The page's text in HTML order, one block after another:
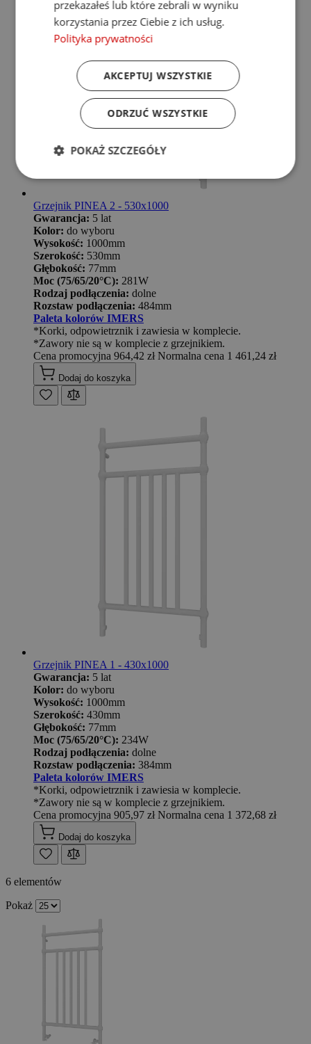
Grzejnik PINEA 2 - 530x1000
Gwarancja: 5 lat
Kolor: do wyboru
Wysokość: 1000mm
Szerokość: 530mm
Głębokość: 77mm
Moc (75/65/20°C): 281W
Rodzaj podłączenia: dolne
Rozstaw podłączenia: 484mm
Paleta kolorów IMERS
*Korki, odpowietrznik i zawiesia w komplecie.
*Zawory nie są w komplecie z grzejnikiem.
Cena promocyjna 964,42 zł Normalna cena 1 461,24 zł
Dodaj do koszyka
Grzejnik PINEA 1 - 430x1000
Gwarancja: 5 lat
Kolor: do wyboru
Wysokość: 1000mm
Szerokość: 430mm
Głębokość: 77mm
Moc (75/65/20°C): 234W
Rodzaj podłączenia: dolne
Rozstaw podłączenia: 384mm
Paleta kolorów IMERS
*Korki, odpowietrznik i zawiesia w komplecie.
*Zawory nie są w komplecie z grzejnikiem.
Cena promocyjna 905,97 zł Normalna cena 1 372,68 zł
Dodaj do koszyka
6 elementów
Pokaż
przekazałeś lub które zebrali w wyniku
korzystania przez Ciebie z ich usług.
Polityka prywatności
AKCEPTUJ WSZYSTKIE
ODRZUĆ WSZYSTKIE
POKAŻ SZCZEGÓŁY